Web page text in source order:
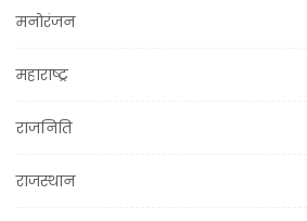
मनोरंजन
महाराष्ट्र
राजनिति
राजस्थान